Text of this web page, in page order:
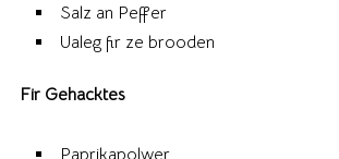
Salz an Peffer
Ualeg fir ze brooden
Fir Gehacktes
Paprikapolwer